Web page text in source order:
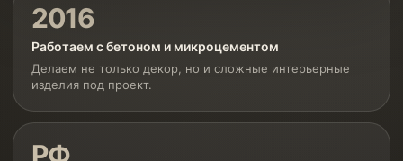
2016
Работаем с бетоном и микроцементом
Делаем не только декор, но и сложные интерьерные
изделия под проект.